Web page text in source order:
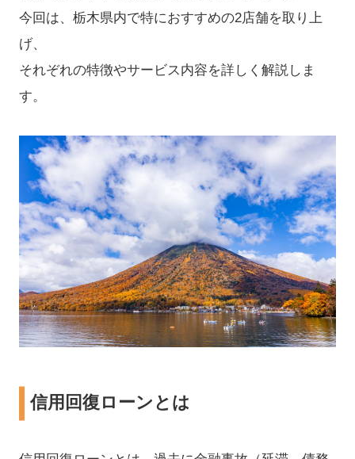
​今回は、栃木県内で特におすすめの2店舗を取り上
げ、
それぞれの特徴やサービス内容を詳しく解説しま
す。
信用回復ローンとは